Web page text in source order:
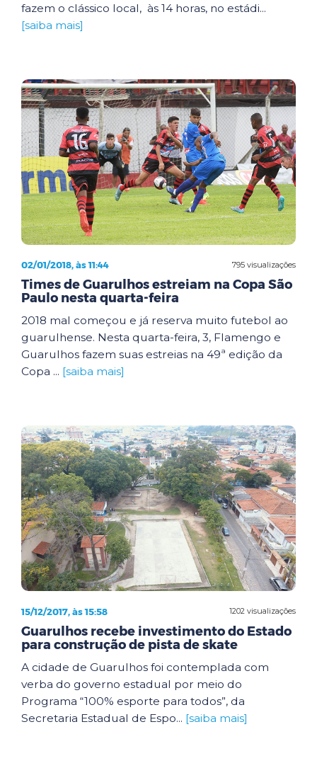
fazem o clássico local, às 14 horas, no estádi...
[saiba mais]
795 visualizações
02/01/2018, às 11:44
Times de Guarulhos estreiam na Copa São
Paulo nesta quarta-feira
2018 mal começou e já reserva muito futebol ao
guarulhense. Nesta quarta-feira, 3, Flamengo e
Guarulhos fazem suas estreias na 49ª edição da
Copa ... [saiba mais]
1202 visualizações
15/12/2017, às 15:58
Guarulhos recebe investimento do Estado
para construção de pista de skate
A cidade de Guarulhos foi contemplada com
verba do governo estadual por meio do
Programa “100% esporte para todos”, da
Secretaria Estadual de Espo... [saiba mais]